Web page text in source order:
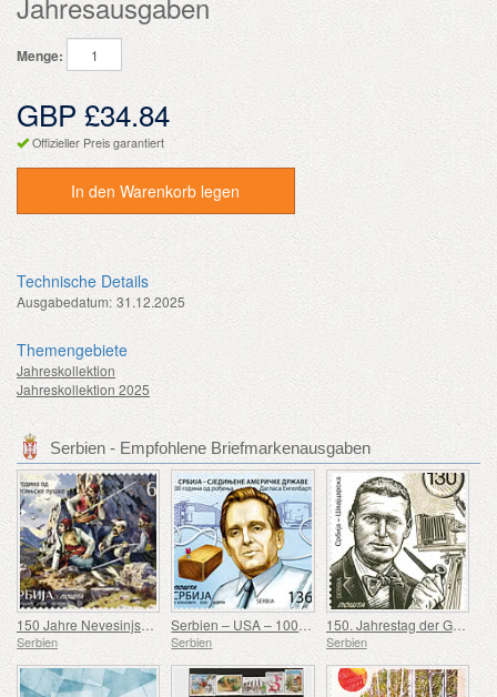
Menge:
GBP £34.84
Offizieller Preis garantiert
In den Warenkorb legen
Technische Details
Ausgabedatum: 31.12.2025
Themengebiete
Jahreskollektion
Jahreskollektion 2025
Serbien - Empfohlene Briefmarkenausgaben
150 Jahre Nevesinjska puška
Serbien
Serbien – USA – 100. Geburtstag von Douglas Engelbart
Serbien
150. Jahrestag der Geburt von Rodolphe Archibald Reiss
Serbien